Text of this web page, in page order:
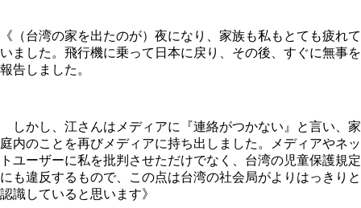
《（台湾の家を出たのが）夜になり、家族も私もとても疲れて
いました。飛行機に乗って日本に戻り、その後、すぐに無事を
報告しました。
しかし、江さんはメディアに『連絡がつかない』と言い、家
庭内のことを再びメディアに持ち出しました。メディアやネッ
トユーザーに私を批判させただけでなく、台湾の児童保護規定
にも違反するもので、この点は台湾の社会局がよりはっきりと
認識していると思います》